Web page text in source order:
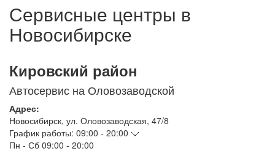
Сервисные центры в
Новосибирске
Кировский район
Автосервис на Оловозаводской
Адрес:
Новосибирск, ул. Оловозаводская, 47/8
График работы: 09:00 - 20:00
Пн - Сб 09:00 - 20:00